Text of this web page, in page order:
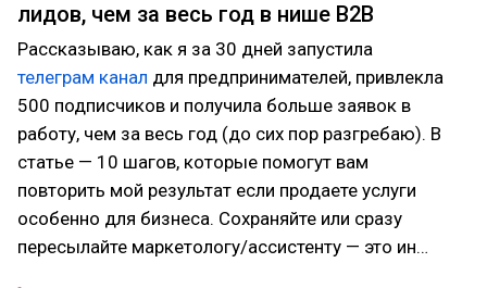
лидов, чем за весь год в нише B2B
Рассказываю, как я за 30 дней запустила
телеграм канал для предпринимателей, привлекла
500 подписчиков и получила больше заявок в
работу, чем за весь год (до сих пор разгребаю). В
статье — 10 шагов, которые помогут вам
повторить мой результат если продаете услуги
особенно для бизнеса. Сохраняйте или сразу
пересылайте маркетологу/ассистенту — это ин…